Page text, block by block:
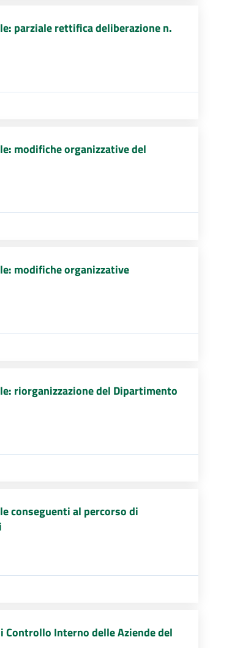
parziale rettifica deliberazione n.
modifiche organizzative del
modifiche organizzative
riorganizzazione del Dipartimento
conseguenti al percorso di
Controllo Interno delle Aziende del